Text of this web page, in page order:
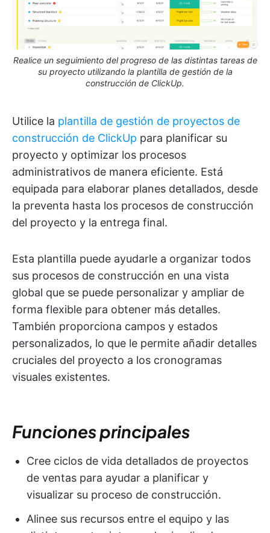
Realice un seguimiento del progreso de las distintas tareas de
su proyecto utilizando la plantilla de gestión de la
construcción de ClickUp.
Utilice la plantilla de gestión de proyectos de
construcción de ClickUp para planificar su
proyecto y optimizar los procesos
administrativos de manera eficiente. Está
equipada para elaborar planes detallados, desde
la preventa hasta los procesos de construcción
del proyecto y la entrega final.
Esta plantilla puede ayudarle a organizar todos
sus procesos de construcción en una vista
global que se puede personalizar y ampliar de
forma flexible para obtener más detalles.
También proporciona campos y estados
personalizados, lo que le permite añadir detalles
cruciales del proyecto a los cronogramas
visuales existentes.
Funciones principales
Cree ciclos de vida detallados de proyectos
de ventas para ayudar a planificar y
visualizar su proceso de construcción.
Alinee sus recursos entre el equipo y las